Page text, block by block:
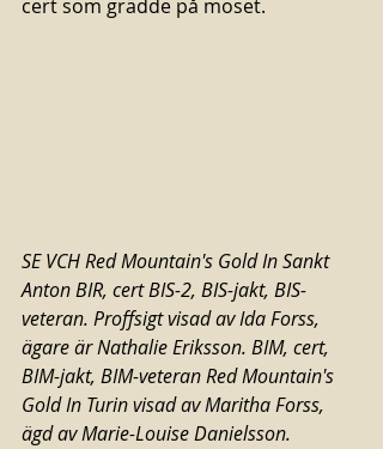
cert som grädde på moset.
SE VCH Red Mountain's Gold In Sankt
Anton BIR, cert BIS-2, BIS-jakt, BIS-
veteran. Proffsigt visad av Ida Forss,
ägare är Nathalie Eriksson. BIM, cert,
BIM-jakt, BIM-veteran Red Mountain's
Gold In Turin visad av Maritha Forss,
ägd av Marie-Louise Danielsson.